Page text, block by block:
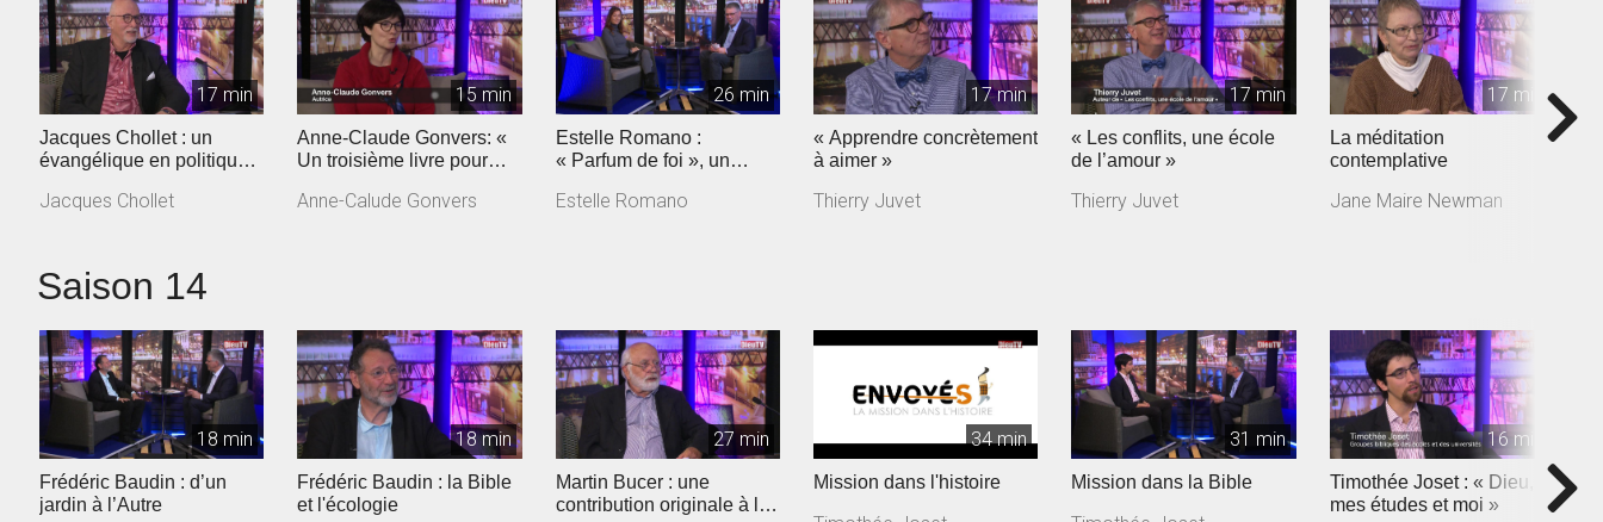
17 min
Jacques Chollet : un
évangélique en politique
Jacques Chollet
15 min
Anne-Claude Gonvers: «
Un troisième livre pour
»
Anne-Calude Gonvers
26 min
Estelle Romano :
« Parfum de foi », un
Jeunesse en mission
Estelle Romano
17 min
« Apprendre concrètement
à aimer »
Thierry Juvet
17 min
« Les conflits, une école
de l’amour »
Thierry Juvet
17 min
La méditation
contemplative
Jane Maire Newman
Saison 14
18 min
Frédéric Baudin : d’un
jardin à l’Autre
18 min
Frédéric Baudin : la Bible
et l'écologie
27 min
Martin Bucer : une
contribution originale à la
34 min
Mission dans l'histoire
31 min
Mission dans la Bible
16 min
Timothée Joset : « Dieu,
mes études et moi »